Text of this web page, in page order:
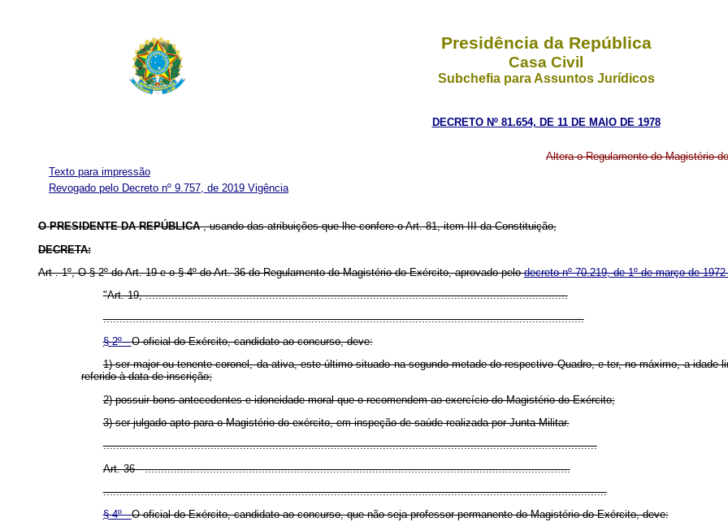
Presidência da República
Casa Civil
Subchefia para Assuntos Jurídicos
DECRETO Nº 81.654, DE 11 DE MAIO DE 1978
Altera o Regulamento do Magistério
Texto para impressão
Revogado pelo Decreto nº 9.757, de 2019 Vigência
O PRESIDENTE DA REPÚBLICA, usando das atribuições que lhe confere o Art. 81, item III da Constituição,
DECRETA:
Art . 1º, O § 2º do Art. 19 e o § 4º do Art. 36 do Regulamento do Magistério do Exército, aprovado pelodecreto nº 70.219, de 1º de março de 1972
"Art. 19, ..................................................................................................................................
....................................................................................................................................................
§ 2º -O oficial do Exército, candidato ao concurso, deve:
1) ser major ou tenente-coronel, da ativa, este último situado na segundo metade do respectivo Quadro, e ter, no máximo, a idade
referido à data de inscrição;
2) possuir bons antecedentes e idoneidade moral que o recomendem ao exercício do Magistério do Exército;
3) ser julgado apto para o Magistério do exército, em inspeção de saúde realizada por Junta Militar.
........................................................................................................................................................
Art. 36 - ...................................................................................................................................
...........................................................................................................................................................
§ 4º -O oficial do Exército, candidato ao concurso, que não seja professor permanente do Magistério do Exército, deve: